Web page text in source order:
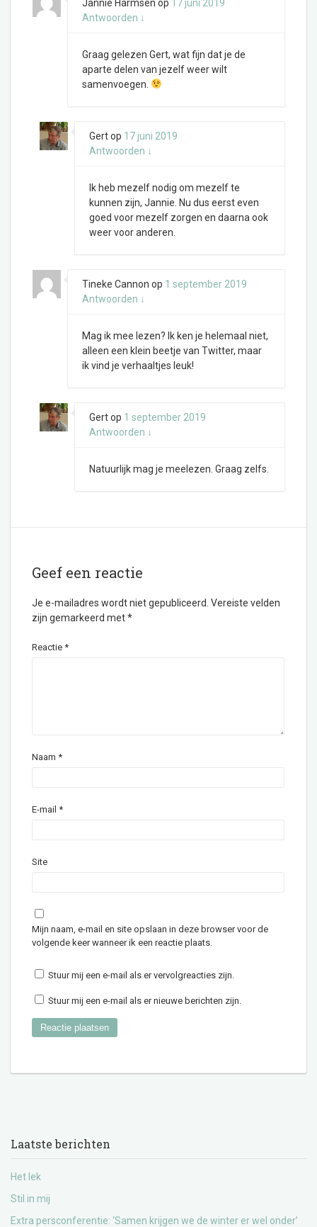
Jannie Harmsen op 17 juni 2019
Antwoorden ↓
Graag gelezen Gert, wat fijn dat je de
aparte delen van jezelf weer wilt
samenvoegen.
Gertop 17 juni 2019
Antwoorden ↓
Ik heb mezelf nodig om mezelf te
kunnen zijn, Jannie. Nu dus eerst even
goed voor mezelf zorgen en daarna ook
weer voor anderen.
Tineke Cannon op 1 september 2019
Antwoorden ↓
Mag ik mee lezen? Ik ken je helemaal niet,
alleen een klein beetje van Twitter, maar
ik vind je verhaaltjes leuk!
Gertop 1 september 2019
Antwoorden ↓
Natuurlijk mag je meelezen. Graag zelfs.
Geef een reactie
Je e-mailadres wordt niet gepubliceerd. Vereiste velden
zijn gemarkeerd met*
Reactie *
Naam *
E-mail *
Site
Mijn naam, e-mail en site opslaan in deze browser voor de
volgende keer wanneer ik een reactie plaats.
Stuur mij een e-mail als er vervolgreacties zijn.
Stuur mij een e-mail als er nieuwe berichten zijn.
Laatste berichten
Het lek
Stil in mij
Extra persconferentie: ‘Samen krijgen we de winter er wel onder’